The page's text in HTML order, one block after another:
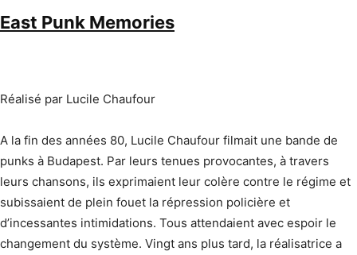
East Punk Memories
Réalisé par Lucile Chaufour
A la fin des années 80, Lucile Chaufour filmait une bande de
punks à Budapest. Par leurs tenues provocantes, à travers
leurs chansons, ils exprimaient leur colère contre le régime et
subissaient de plein fouet la répression policière et
d’incessantes intimidations. Tous attendaient avec espoir le
changement du système. Vingt ans plus tard, la réalisatrice a